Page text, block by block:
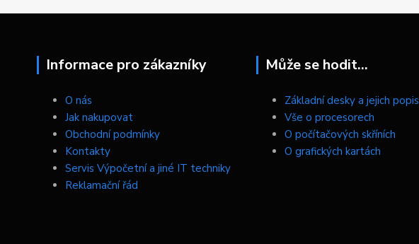
Informace pro zákazníky
O nás
Jak nakupovat
Obchodní podmínky
Kontakty
Servis Výpočetní a jiné IT techniky
Reklamační řád
Může se hodit...
Základní desky a jejich popis
Vše o procesorech
O počítačových skříních
O grafických kartách